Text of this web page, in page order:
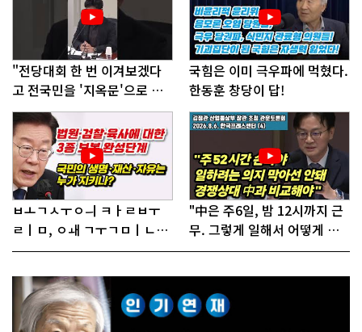
"전당대회 한 번 이겨보겠다
고 전국민을 '지옥문'으로 밀
어!"
국힘은 이미 극우파에 먹혔다.
한동훈 창당이 답!
ㅂㅗㄱㅅㅜㅇㅢ ㅋㅏㄹㅂㅜ
ㄹㅣㅁ, ㅇㅙ ㄱㅜㄱㅁㅣㄴㄷ
ㅡㄹㅇㅣ ㄷㅏㅇㅎㅐㅇㅑ ㅎ
"中은 주6일, 밤 12시까지 근
무. 그렇게 일해서 어떻게 경
쟁하냐 반문하더라"